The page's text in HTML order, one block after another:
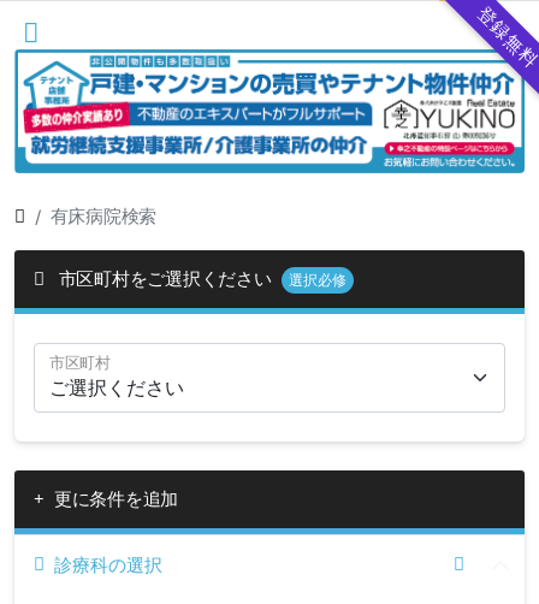
登録無
有床病院検索
市区町村をご選択ください 選択必修
市区町村
更に条件を追加
診療科の選択